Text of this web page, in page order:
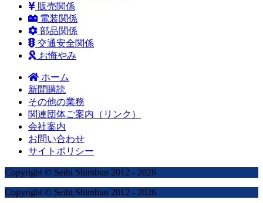
販売関係
電装関係
部品関係
交通安全関係
お悔やみ
ホーム
新聞購読
その他の業務
関連団体ご案内（リンク）
会社案内
お問い合わせ
サイトポリシー
Copyright © Seibi Shimbun 2012 - 2026
Copyright © Seibi Shimbun 2012 - 2026